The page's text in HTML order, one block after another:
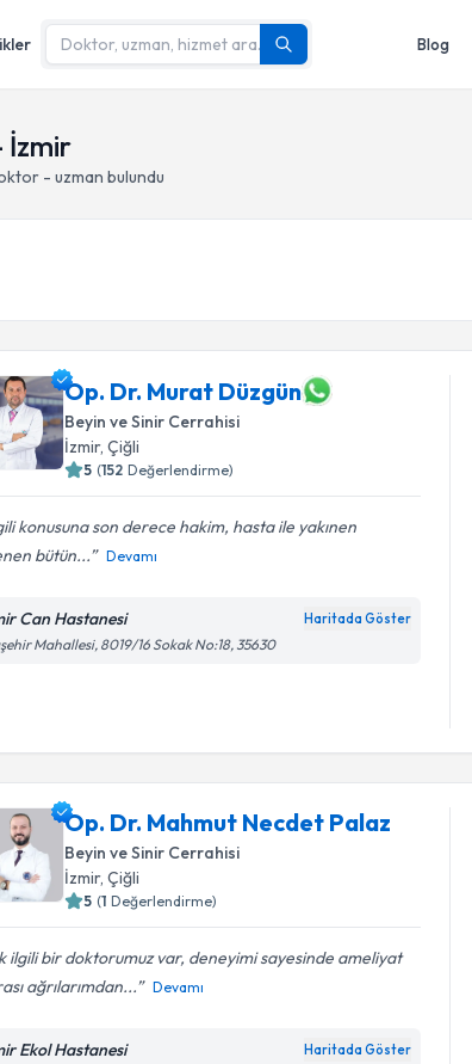
Blog
İzmir
- uzman bulundu
Op. Dr. Murat Düzgün
Beyin ve Sinir Cerrahisi
İzmir, Çiğli
5 (152 Değerlendirme)
konusuna son derece hakim, hasta ile yakınen
bütün...
Devamı
Can Hastanesi Haritada Göster
Mahallesi, 8019/16 Sokak No:18, 35630
Op. Dr. Mahmut Necdet Palaz
Beyin ve Sinir Cerrahisi
İzmir, Çiğli
5 (1 Değerlendirme)
ilgili bir doktorumuz var, deneyimi sayesinde ameliyat
ağrılarımdan...
Devamı
Ekol Hastanesi Haritada Göster